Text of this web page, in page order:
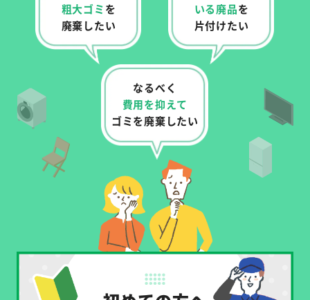
粗大ゴミを
廃棄したい
いる廃品を
片付けたい
なるべく
費用を抑えて
ゴミを廃棄したい